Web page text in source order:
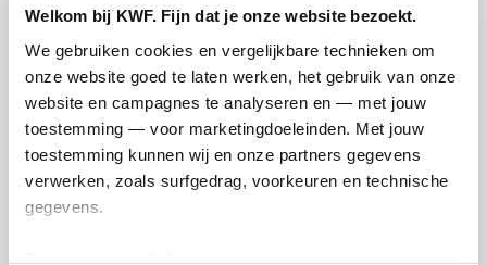
Welkom bij KWF. Fijn dat je onze website bezoekt.
We gebruiken cookies en vergelijkbare technieken om
onze website goed te laten werken, het gebruik van onze
website en campagnes te analyseren en — met jouw
toestemming — voor marketingdoeleinden. Met jouw
toestemming kunnen wij en onze partners gegevens
verwerken, zoals surfgedrag, voorkeuren en technische
gegevens.
Noa's badges